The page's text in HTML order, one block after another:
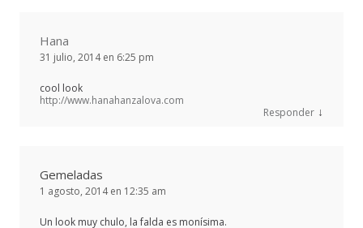
Hana
31 julio, 2014 en 6:25 pm
cool look
http://www.hanahanzalova.com
Responder ↓
Gemeladas
1 agosto, 2014 en 12:35 am
Un look muy chulo, la falda es monísima.